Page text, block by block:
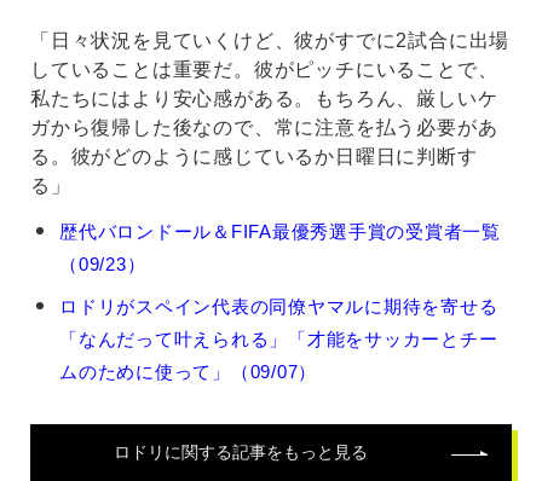
「日々状況を見ていくけど、彼がすでに2試合に出場
していることは重要だ。彼がピッチにいることで、
私たちにはより安心感がある。もちろん、厳しいケ
ガから復帰した後なので、常に注意を払う必要があ
る。彼がどのように感じているか日曜日に判断す
る」
ロ
の
歴代バロンドール＆FIFA最優秀選手賞の受賞者一覧
（09/23）
ロドリがスペイン代表の同僚ヤマルに期待を寄せる
「なんだって叶えられる」「才能をサッカーとチー
ムのために使って」（09/07）
ロドリ に関する記事をもっと見る